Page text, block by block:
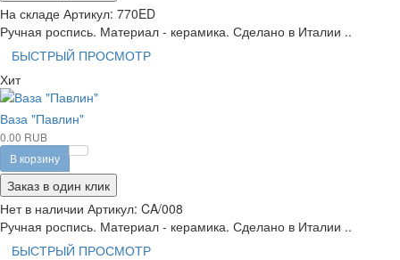
На складе Артикул: 770ED
Ручная роспись. Материал - керамика. Сделано в Италии ..
БЫСТРЫЙ ПРОСМОТР
Хит
Ваза "Павлин"
0.00 RUB
В корзину
Заказ в один клик
Нет в наличии Артикул: CA/008
Ручная роспись. Материал - керамика. Сделано в Италии ..
БЫСТРЫЙ ПРОСМОТР